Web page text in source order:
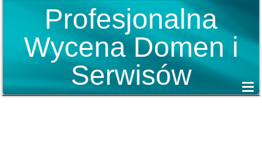
Profesjonalna
Wycena Domen i
Serwisów